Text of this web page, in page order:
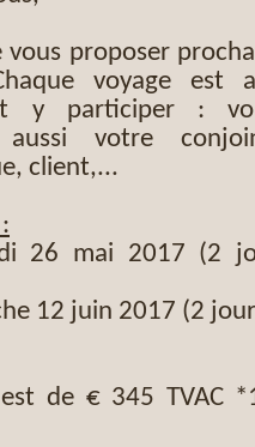
vous proposer
voyage est
y participer :
aussi votre
client,...
26 mai 2017 (2
12 juin 2017 (2
de € 345 TVAC